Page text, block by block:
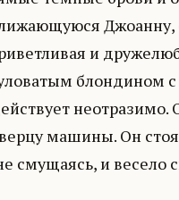
и
блондином с
неотразимо.
машины. Он
смущаясь, и весело